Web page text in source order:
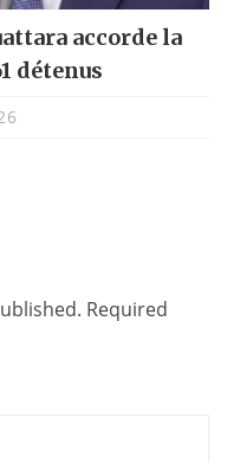
accorde la
détenus
Required